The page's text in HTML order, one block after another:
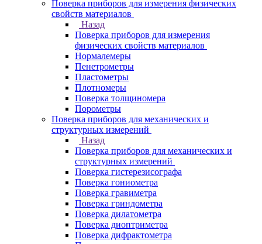
Поверка приборов для измерения физических
свойств материалов
Назад
Поверка приборов для измерения
физических свойств материалов
Нормалемеры
Пенетрометры
Пластометры
Плотномеры
Поверка толщиномера
Порометры
Поверка приборов для механических и
структурных измерений
Назад
Поверка приборов для механических и
структурных измерений
Поверка гистерезисографа
Поверка гониометра
Поверка гравиметра
Поверка гриндометра
Поверка дилатометра
Поверка диоптриметра
Поверка дифрактометра